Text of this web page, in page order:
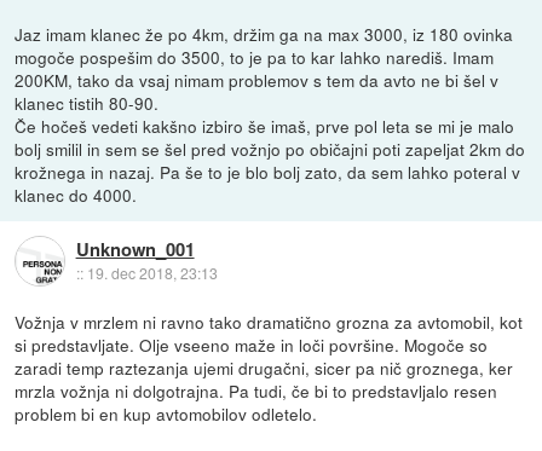
Jaz imam klanec že po 4km, držim ga na max 3000, iz 180 ovinka
mogoče pospešim do 3500, to je pa to kar lahko narediš. Imam
200KM, tako da vsaj nimam problemov s tem da avto ne bi šel v
klanec tistih 80-90.
Če hočeš vedeti kakšno izbiro še imaš, prve pol leta se mi je malo
bolj smilil in sem se šel pred vožnjo po običajni poti zapeljat 2km do
krožnega in nazaj. Pa še to je blo bolj zato, da sem lahko poteral v
klanec do 4000.
Unknown_001
:: 19. dec 2018, 23:13
Vožnja v mrzlem ni ravno tako dramatično grozna za avtomobil, kot
si predstavljate. Olje vseeno maže in loči površine. Mogoče so
zaradi temp raztezanja ujemi drugačni, sicer pa nič groznega, ker
mrzla vožnja ni dolgotrajna. Pa tudi, če bi to predstavljalo resen
problem bi en kup avtomobilov odletelo.